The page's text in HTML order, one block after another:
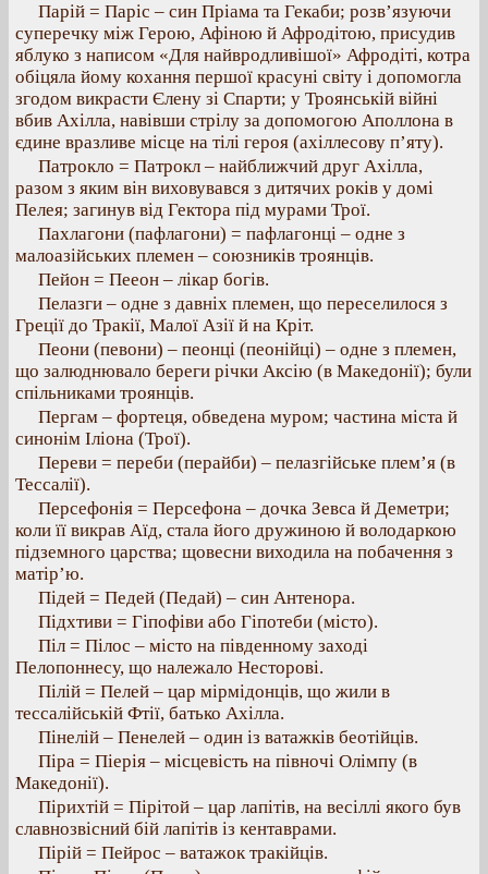
Парій = Паріс – син Пріама та Гекаби; розв’язуючи
суперечку між Герою, Афіною й Афродітою, присудив
яблуко з написом «Для найвродливішої» Афродіті, котра
обіцяла йому кохання першої красуні світу і допомогла
згодом викрасти Єлену зі Спарти; у Троянській війні
вбив Ахілла, навівши стрілу за допомогою Аполлона в
єдине вразливе місце на тілі героя (ахіллесову п’яту).
Патрокло = Патрокл – найближчий друг Ахілла,
разом з яким він виховувався з дитячих років у домі
Пелея; загинув від Гектора під мурами Трої.
Пахлагони (пафлагони) = пафлагонці – одне з
малоазійських племен – союзників троянців.
Пейон = Пееон – лікар богів.
Пелазги – одне з давніх племен, що переселилося з
Греції до Тракії, Малої Азії й на Кріт.
Пеони (певони) – пеонці (пеонійці) – одне з племен,
що залюднювало береги річки Аксію (в Македонії); були
спільниками троянців.
Пергам – фортеця, обведена муром; частина міста й
синонім Іліона (Трої).
Переви = переби (перайби) – пелазгійське плем’я (в
Тессалії).
Персефонія = Персефона – дочка Зевса й Деметри;
коли її викрав Аїд, стала його дружиною й володаркою
підземного царства; щовесни виходила на побачення з
матір’ю.
Підей = Педей (Педай) – син Антенора.
Підхтиви = Гіпофіви або Гіпотеби (місто).
Піл = Пілос – місто на південному заході
Пелопоннесу, що належало Несторові.
Пілій = Пелей – цар мірмідонців, що жили в
тессалійській Фтії, батько Ахілла.
Пінелій – Пенелей – один із ватажків беотійців.
Піра = Піерія – місцевість на півночі Олімпу (в
Македонії).
Пірихтій = Пірітой – цар лапітів, на весіллі якого був
славнозвісний бій лапітів із кентаврами.
Пірій = Пейрос – ватажок тракійців.